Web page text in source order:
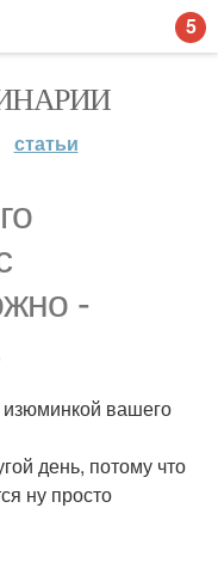
статьи
-
изюминкой вашего
день, потому что
ну просто
5